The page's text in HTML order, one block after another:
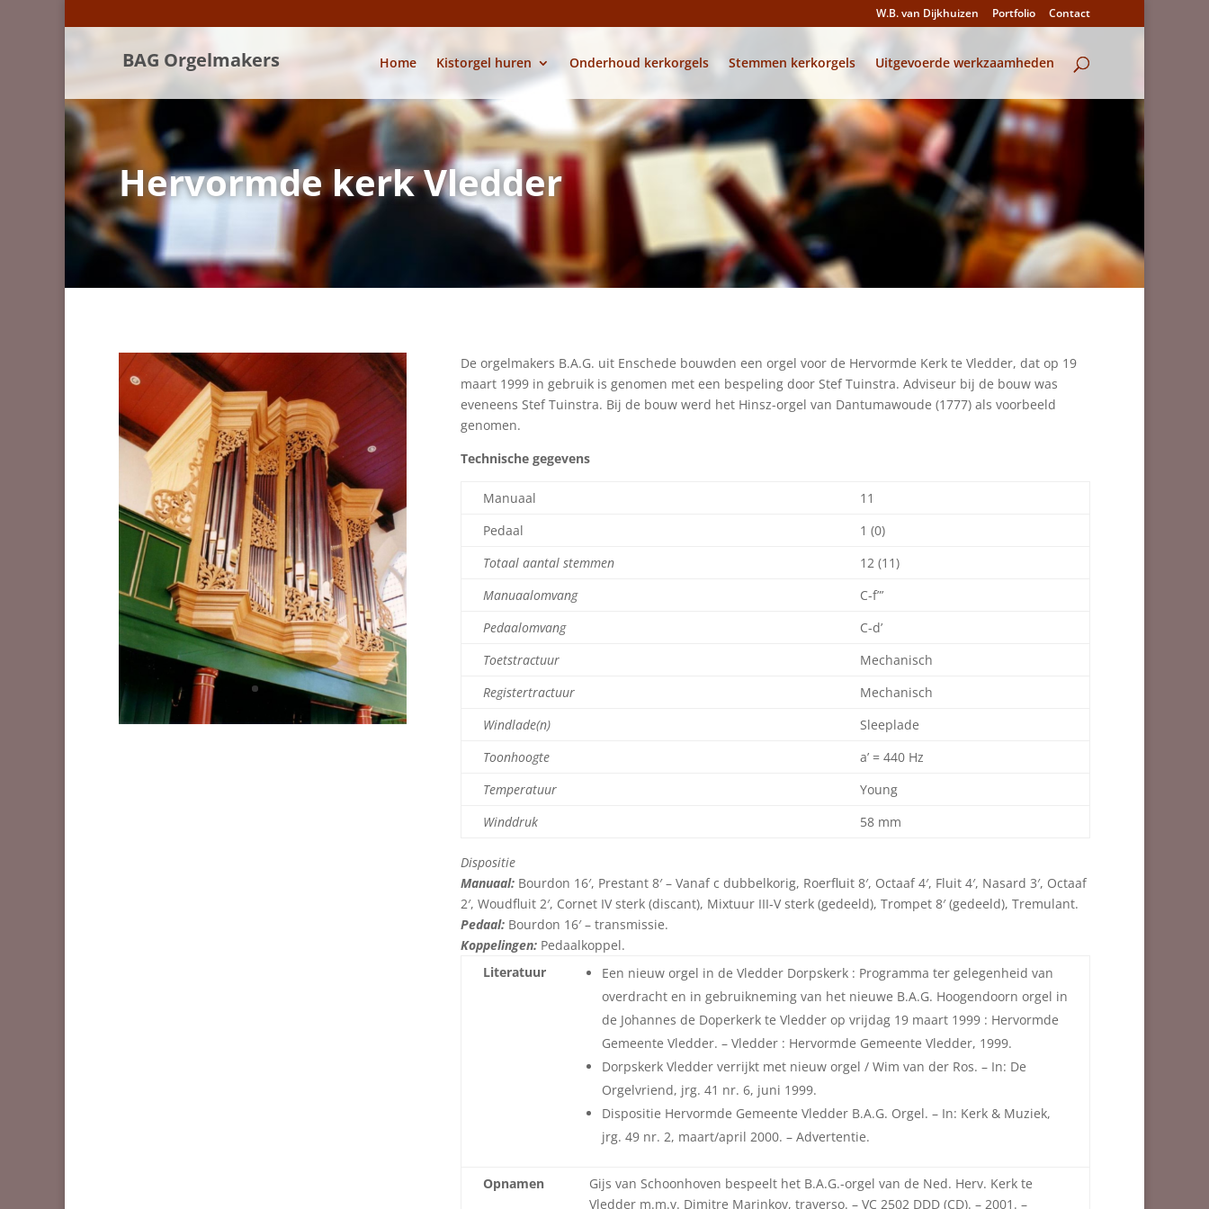
W.B. van Dijkhuizen Portfolio Contact
BAG Orgelmakers Home Kistorgel huren Onderhoud kerkorgels Stemmen kerkorgels Uitgevoerde werkzaamheden
Hervormde kerk Vledder
De orgelmakers B.A.G. uit Enschede bouwden een orgel voor de Hervormde Kerk te Vledder, dat op 19
maart 1999 in gebruik is genomen met een bespeling door Stef Tuinstra. Adviseur bij de bouw was
eveneens Stef Tuinstra. Bij de bouw werd het Hinsz-orgel van Dantumawoude (1777) als voorbeeld
genomen.
Technische gegevens
Manuaal
11
Pedaal
1 (0)
Totaal aantal stemmen
12 (11)
Manuaalomvang
C-f”’
Pedaalomvang
C-d’
Toetstractuur
Mechanisch
Registertractuur
Mechanisch
Windlade(n)
Sleeplade
Toonhoogte
a’ = 440 Hz
Temperatuur
Young
Winddruk
58 mm
Dispositie
Manuaal:Bourdon 16′, Prestant 8′ – Vanaf c dubbelkorig, Roerfluit 8′, Octaaf 4′, Fluit 4′, Nasard 3′, Octaaf
2′, Woudfluit 2′, Cornet IV sterk (discant), Mixtuur III-V sterk (gedeeld), Trompet 8′ (gedeeld), Tremulant.
Pedaal:Bourdon 16′ – transmissie.
Koppelingen:Pedaalkoppel.
Literatuur
Een nieuw orgel in de Vledder Dorpskerk : Programma ter gelegenheid van
overdracht en in gebruikneming van het nieuwe B.A.G. Hoogendoorn orgel in
de Johannes de Doperkerk te Vledder op vrijdag 19 maart 1999 : Hervormde
Gemeente Vledder. – Vledder : Hervormde Gemeente Vledder, 1999.
Dorpskerk Vledder verrijkt met nieuw orgel / Wim van der Ros. – In: De
Orgelvriend, jrg. 41 nr. 6, juni 1999.
Dispositie Hervormde Gemeente Vledder B.A.G. Orgel. – In: Kerk & Muziek,
jrg. 49 nr. 2, maart/april 2000. – Advertentie.
Opnamen
Gijs van Schoonhoven bespeelt het B.A.G.-orgel van de Ned. Herv. Kerk te
Vledder m.m.v. Dimitre Marinkov, traverso. – VC 2502 DDD (CD). – 2001. –